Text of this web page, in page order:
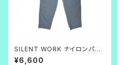
SILENT WORK ナイロンパン
ツ_グレー
¥6,600